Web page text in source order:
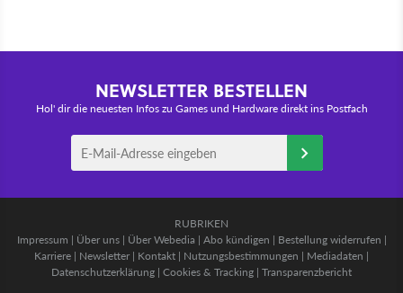
NEWSLETTER BESTELLEN
Hol' dir die neuesten Infos zu Games und Hardware direkt ins Postfach
RUBRIKEN
Impressum | Über uns| Über Webedia | Abo kündigen | Bestellung widerrufen |
Karriere | Newsletter | Kontakt | Nutzungsbestimmungen | Mediadaten |
Datenschutzerklärung | Cookies & Tracking | Transparenzbericht